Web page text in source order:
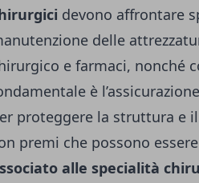
devono affrontare
delle
e farmaci, nonché
è
proteggere la struttura e
premi che possono
alle specialità